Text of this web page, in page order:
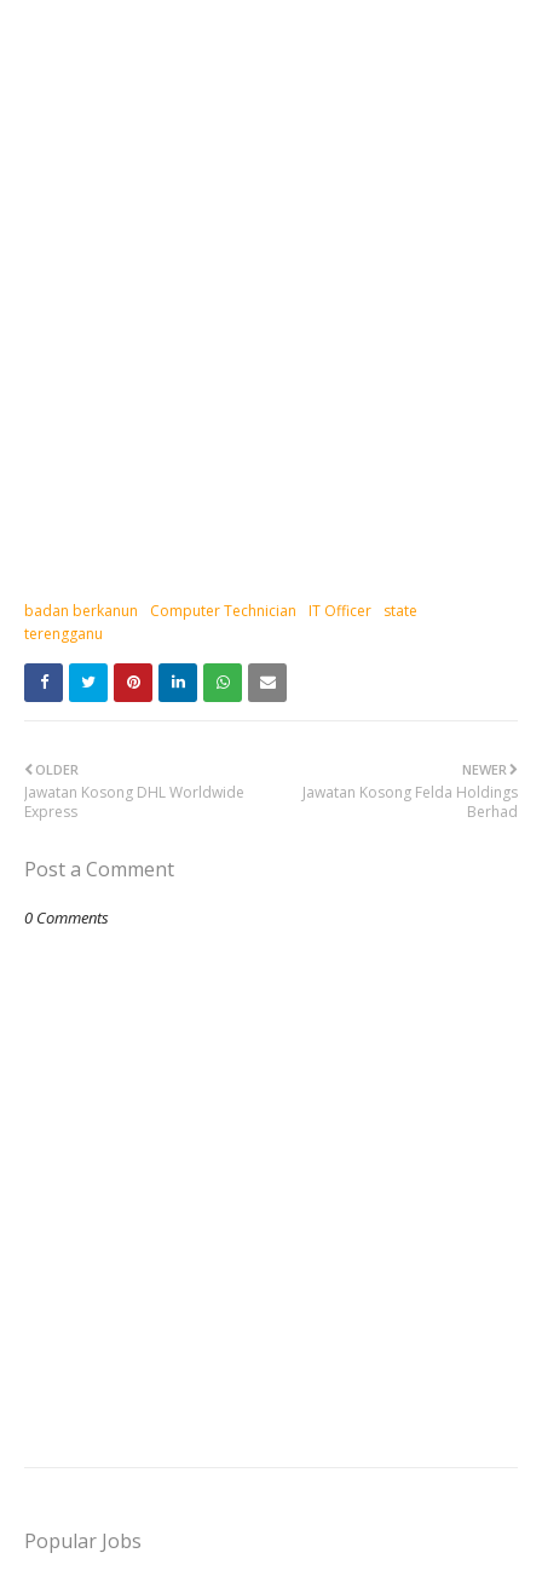
badan berkanun Computer Technician IT Officer
state
terengganu
NEWER
Jawatan Kosong Felda Holdings
Berhad
OLDER
Jawatan Kosong DHL Worldwide
Express
Post a Comment
0 Comments
Popular Jobs